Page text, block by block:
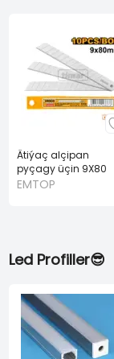
Ätiýaç alçipan
pyçagy üçin 9X80
mm 10 sany (INGCO)
EMTOP
Led Profiller😎